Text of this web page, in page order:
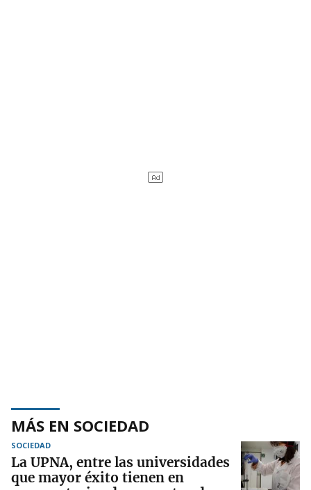
MÁS EN SOCIEDAD
SOCIEDAD
La UPNA, entre las universidades
que mayor éxito tienen en